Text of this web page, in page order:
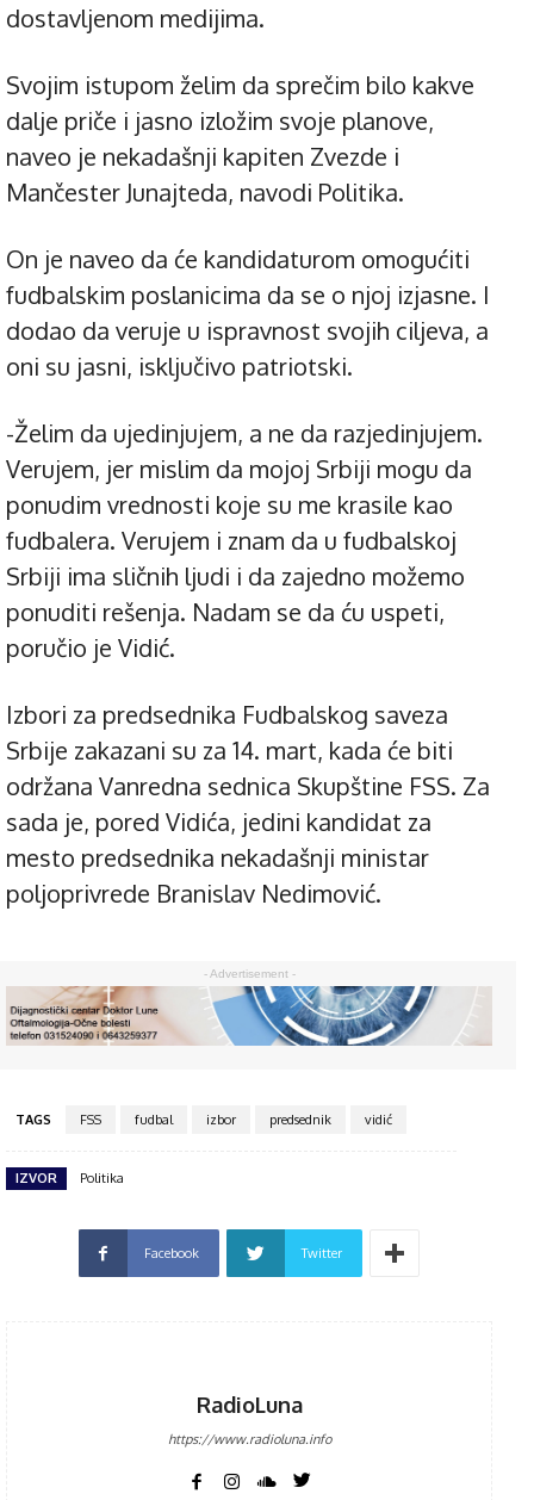
dostavljenom medijima.
Svojim istupom želim da sprečim bilo kakve
dalje priče i jasno izložim svoje planove,
naveo je nekadašnji kapiten Zvezde i
Mančester Junajteda, navodi Politika.
On je naveo da će kandidaturom omogućiti
fudbalskim poslanicima da se o njoj izjasne. I
dodao da veruje u ispravnost svojih ciljeva, a
oni su jasni, isključivo patriotski.
-Želim da ujedinjujem, a ne da razjedinjujem.
Verujem, jer mislim da mojoj Srbiji mogu da
ponudim vrednosti koje su me krasile kao
fudbalera. Verujem i znam da u fudbalskoj
Srbiji ima sličnih ljudi i da zajedno možemo
ponuditi rešenja. Nadam se da ću uspeti,
poručio je Vidić.
Izbori za predsednika Fudbalskog saveza
Srbije zakazani su za 14. mart, kada će biti
održana Vanredna sednica Skupštine FSS. Za
sada je, pored Vidića, jedini kandidat za
mesto predsednika nekadašnji ministar
poljoprivrede Branislav Nedimović.
- Advertisement -
TAGS FSS fudbal izbor predsednik vidić
IZVOR Politika
Facebook Twitter
RadioLuna
https://www.radioluna.info